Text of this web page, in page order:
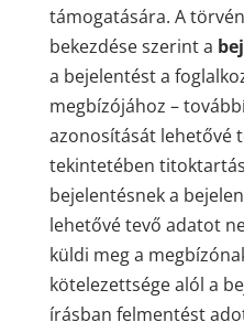
támogatására. A
bekezdése szerint a
a bejelentést a
megbízójához –
azonosítását lehetővé
tekintetében
bejelentésnek a
lehetővé tevő adatot
küldi meg a
kötelezettsége alól a
írásban felmentést